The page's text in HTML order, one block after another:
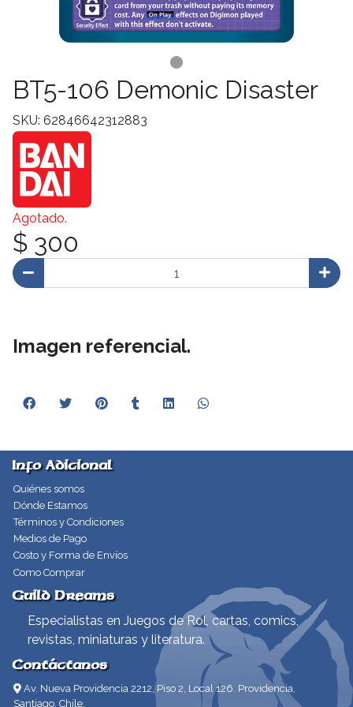
BT5-106 Demonic Disaster
SKU: 62846642312883
Agotado.
$ 300
Imagen referencial.
Info Adicional
Quiénes somos
Dónde Estamos
Términos y Condiciones
Medios de Pago
Costo y Forma de Envíos
Como Comprar
Guild Dreams
Especialistas en Juegos de Rol, cartas, comics,
revistas, miniaturas y literatura.
Contáctanos
Av. Nueva Providencia 2212, Piso 2, Local 126. Providencia,
Santiago, Chile.